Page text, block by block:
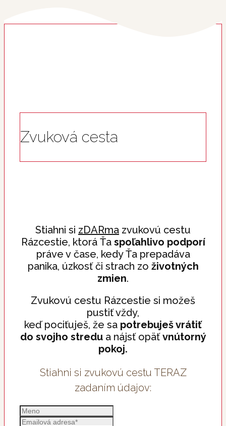
Zvuková cesta
Stiahni si zDARma zvukovú cestu
Rázcestie, ktorá Ťa spoľahlivo podporí
práve v čase, kedy Ťa prepadáva
panika, úzkosť či strach zo životných
zmien.
Zvukovú cestu Rázcestie si možeš
pustiť vždy,
keď pociťuješ, že sa potrebuješ vrátiť
do svojho stredua nájsť opäťvnútorný
pokoj.
Stiahni si zvukovú cestu TERAZ
zadaním údajov: